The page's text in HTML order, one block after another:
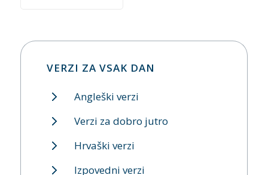
VERZI ZA VSAK DAN
Angleški verzi
Verzi za dobro jutro
Hrvaški verzi
Izpovedni verzi